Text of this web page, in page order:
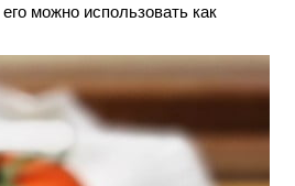
можно использовать как